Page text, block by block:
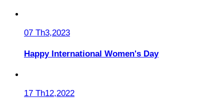
07 Th3,2023
Happy International Women's Day
17 Th12,2022